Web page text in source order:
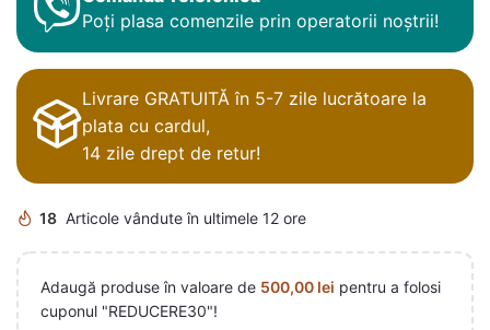
Poți plasa comenzile prin operatorii noștrii!
Livrare GRATUITĂ în 5-7 zile lucrătoare la
plata cu cardul,
14 zile drept de retur!
18 Articole vândute în ultimele 12 ore
Adaugă produse în valoare de 500,00 lei pentru a folosi
cuponul "REDUCERE30"!